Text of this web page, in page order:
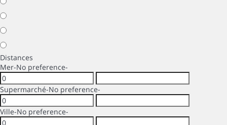
Distances
Mer-No preference-
Supermarché-No preference-
Ville-No preference-